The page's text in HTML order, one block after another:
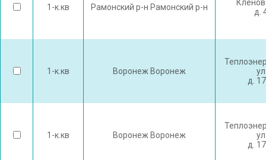
1-к.кв Рамонский р-н Рамонский р-н
д.
1-к.кв Воронеж Воронеж
ул
д.
1-к.кв Воронеж Воронеж
ул
д.